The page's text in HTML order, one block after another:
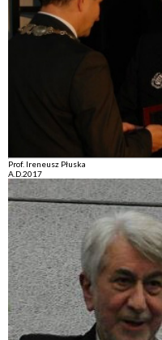
Prof. Ireneusz Płuska
A.D.2017